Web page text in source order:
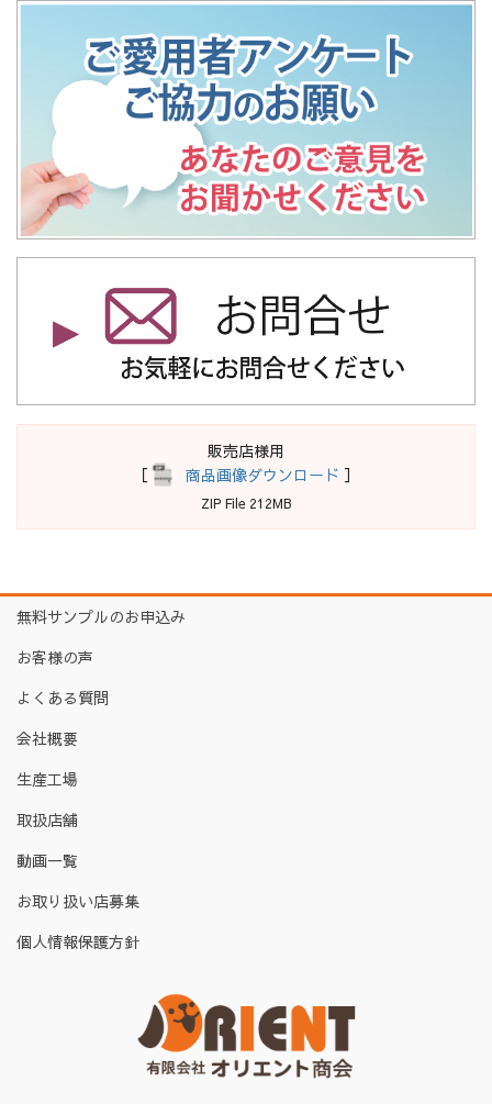
販売店様用
［
商品画像ダウンロード ］
ZIP File 212MB
無料サンプルのお申込み
お客様の声
よくある質問
会社概要
生産工場
取扱店舗
動画一覧
お取り扱い店募集
個人情報保護方針